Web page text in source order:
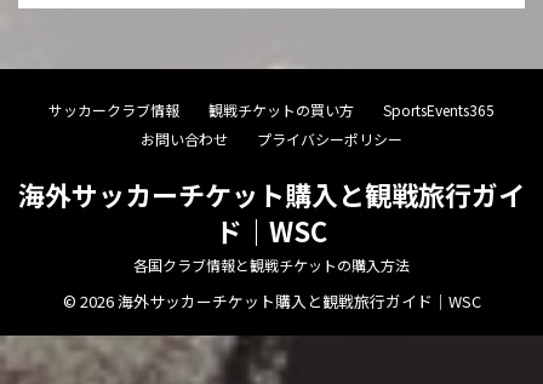
サッカークラブ情報 観戦チケットの買い方
SportsEvents365
お問い合わせ
プライバシーポリシー
海外サッカーチケット購入と観戦旅行ガイ
ド｜WSC
各国クラブ情報と観戦チケットの購入方法
© 2026 海外サッカーチケット購入と観戦旅行ガイド｜WSC